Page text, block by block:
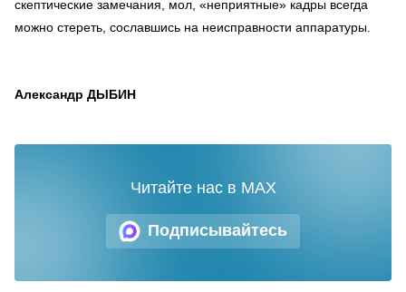
скептические замечания, мол, «неприятные» кадры всегда
можно стереть, сославшись на неисправности аппаратуры.
Александр ДЫБИН
Подписывайтесь
Читайте нас в MAX